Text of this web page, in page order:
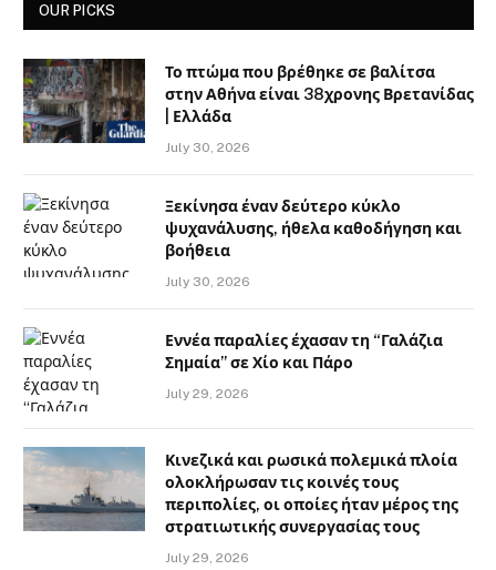
OUR PICKS
Το πτώμα που βρέθηκε σε βαλίτσα
στην Αθήνα είναι 38χρονης Βρετανίδας
| Ελλάδα
July 30, 2026
Ξεκίνησα έναν δεύτερο κύκλο
ψυχανάλυσης, ήθελα καθοδήγηση και
βοήθεια
July 30, 2026
Εννέα παραλίες έχασαν τη “Γαλάζια
Σημαία” σε Χίο και Πάρο
July 29, 2026
Κινεζικά και ρωσικά πολεμικά πλοία
ολοκλήρωσαν τις κοινές τους
περιπολίες, οι οποίες ήταν μέρος της
στρατιωτικής συνεργασίας τους
July 29, 2026